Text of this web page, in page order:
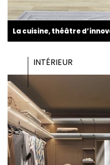
La cuisine, théâtre
INTÉRIEUR